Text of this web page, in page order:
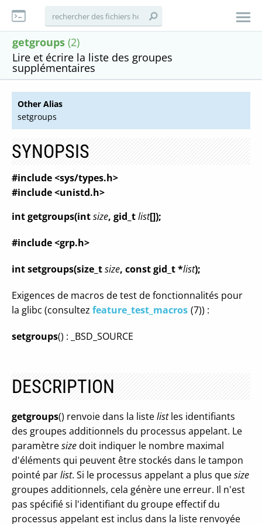
getgroups (2)
Lire et écrire la liste des groupes
supplémentaires
Other Alias
setgroups
SYNOPSIS
#include <sys/types.h>
#include <unistd.h>
int getgroups(intsize, gid_tlist[]);
#include <grp.h>
int setgroups(size_tsize, const gid_t *list);
Exigences de macros de test de fonctionnalités pour
la glibc (consultez feature_test_macros (7)) :
setgroups() : _BSD_SOURCE
DESCRIPTION
getgroups() renvoie dans la listelistles identifiants
des groupes additionnels du processus appelant. Le
paramètresizedoit indiquer le nombre maximal
d'éléments qui peuvent être stockés dans le tampon
pointé parlist. Si le processus appelant a plus quesize
groupes additionnels, cela génère une erreur. Il n'est
pas spécifié si l'identifiant du groupe effectif du
processus appelant est inclus dans la liste renvoyée